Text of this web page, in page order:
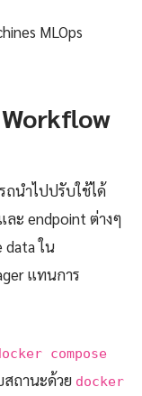
MLOps
ถนำไปปรับใช้ได้
ะ endpoint ต่างๆ
data ใน
แทนการ
compose
ถานะด้วย docker